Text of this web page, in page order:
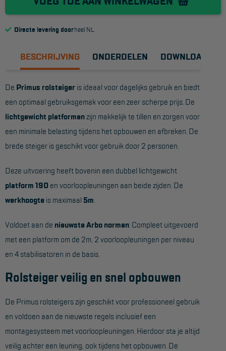
Reddingsmiddelen
CombiDeals
MAATWERK
VERHUUR
Steigers
Rolsteigers
Schilderstellingen
Gevelsteigers
Steiger overkapping
Hangbruginstallaties
Gevelrenovatie
Industrieel onderhoud
Telescoop hoogwerkers
Directe levering doorheel NL
BESCHRIJVING ONDERDELEN DOWNLOADS
De Primus rolsteiger is ideaal voor dagelijks gebruik en biedt
een optimaal gebruiksgemak voor een zeer scherpe prijs. De
lichtgewicht platformenzijn makkelijk te tillen en zorgen voor
een minimale belasting tijdens het opbouwen en afbreken. De
brede steiger is geschikt voor gebruik door 2 personen.
Deze uitvoering heeft bovenin een dubbel lichtgewicht
platform 190 en voorloopleuningen aan beide zijden. De
werkhoogte is maximaal 5m
Voldoet aan de nieuwste Arbo normen: Compleet uitgevoerd
met een platform om de 2m, 2 voorloopleuningen per niveau
en 4 stabilisatoren in de basis.
Rolsteiger veilig en snel opbouwen
De Primus rolsteigers zijn geschikt voor professioneel gebruik
en voldoen aan de nieuwste regels inclusief een
montagesysteem met voorloopleuningen. Hierdoor sta je altijd
veilig achter een leuning, ook tijdens het opbouwen. De